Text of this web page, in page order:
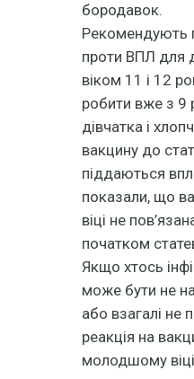
бородавок.
Рекомендують
проти ВПЛ для
віком 11 і 12
робити вже з 9
дівчатка і
вакцину до
піддаються
показали, що
віці не
початком
Якщо хтось
може бути не
або взагалі не
реакція на
молодшому